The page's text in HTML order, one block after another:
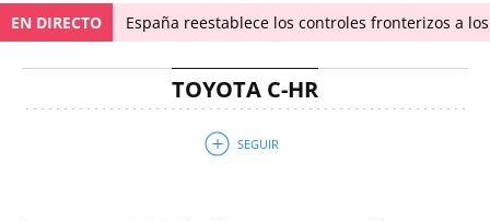
EN DIRECTO España reestablece los controles fronterizos a
TOYOTA C-HR